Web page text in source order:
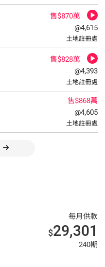
售$870萬
@4,615
土地註冊處
售$828萬
@4,393
土地註冊處
售$868萬
@4,605
土地註冊處
每月供款
$29,301
240期